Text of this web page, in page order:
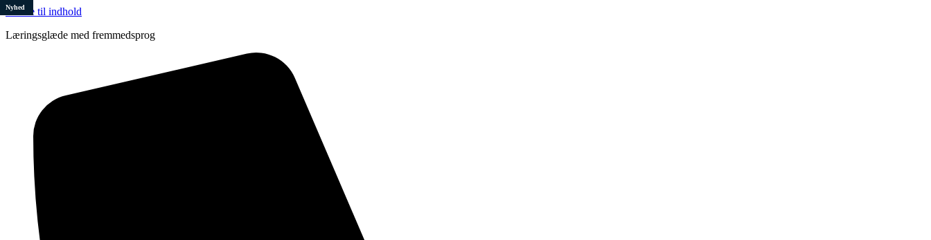
Videre til indhold
Læringsglæde med fremmedsprog
Nyhed